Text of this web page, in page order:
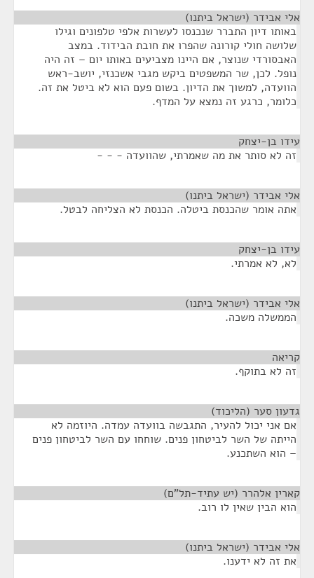
אלי אבידר (ישראל ביתנו)
באותו דיון התברר שנכנסו לעשרות אלפי טלפונים וגילו
שלושה חולי קורונה שהפרו את חובת הבידוד. במצב
האבסורדי שנוצר, אם היינו מצביעים באותו יום – זה היה
נופל. לכן, שר המשפטים ביקש מגבי אשכנזי, יושב-ראש
הוועדה, למשוך את הדיון. בשום פעם הוא לא ביטל את זה.
כלומר, כרגע זה נמצא על המדף.
עידו בן-יצחק
זה לא סותר את מה שאמרתי, שהוועדה - - -
אלי אבידר (ישראל ביתנו)
אתה אומר שהכנסת ביטלה. הכנסת לא הצליחה לבטל.
עידו בן-יצחק
לא, לא אמרתי.
אלי אבידר (ישראל ביתנו)
הממשלה משכה.
קריאה
זה לא בתוקף.
גדעון סער (הליכוד)
אם אני יכול להעיר, התגבשה בוועדה עמדה. היוזמה לא
הייתה של השר לביטחון פנים. שוחחו עם השר לביטחון פנים
– הוא השתכנע.
קארין אלהרר (יש עתיד-תל"ם)
הוא הבין שאין לו רוב.
אלי אבידר (ישראל ביתנו)
את זה לא ידענו.